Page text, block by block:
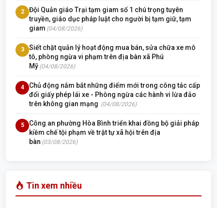
2
Đội Quản giáo Trại tạm giam số 1 chú trọng tuyên
truyền, giáo dục pháp luật cho người bị tạm giữ, tạm
giam (04/08/2026)
3
Siết chặt quản lý hoạt động mua bán, sửa chữa xe mô
tô, phòng ngừa vi phạm trên địa bàn xã Phú
Mỹ (04/08/2026)
4
Chủ động nắm bắt những điểm mới trong công tác cấp
đổi giấy phép lái xe - Phòng ngừa các hành vi lừa đảo
trên không gian mạng (04/08/2026)
5
Công an phường Hòa Bình triển khai đồng bộ giải pháp
kiềm chế tội phạm về trật tự xã hội trên địa
bàn (03/08/2026)
Tin xem nhiều